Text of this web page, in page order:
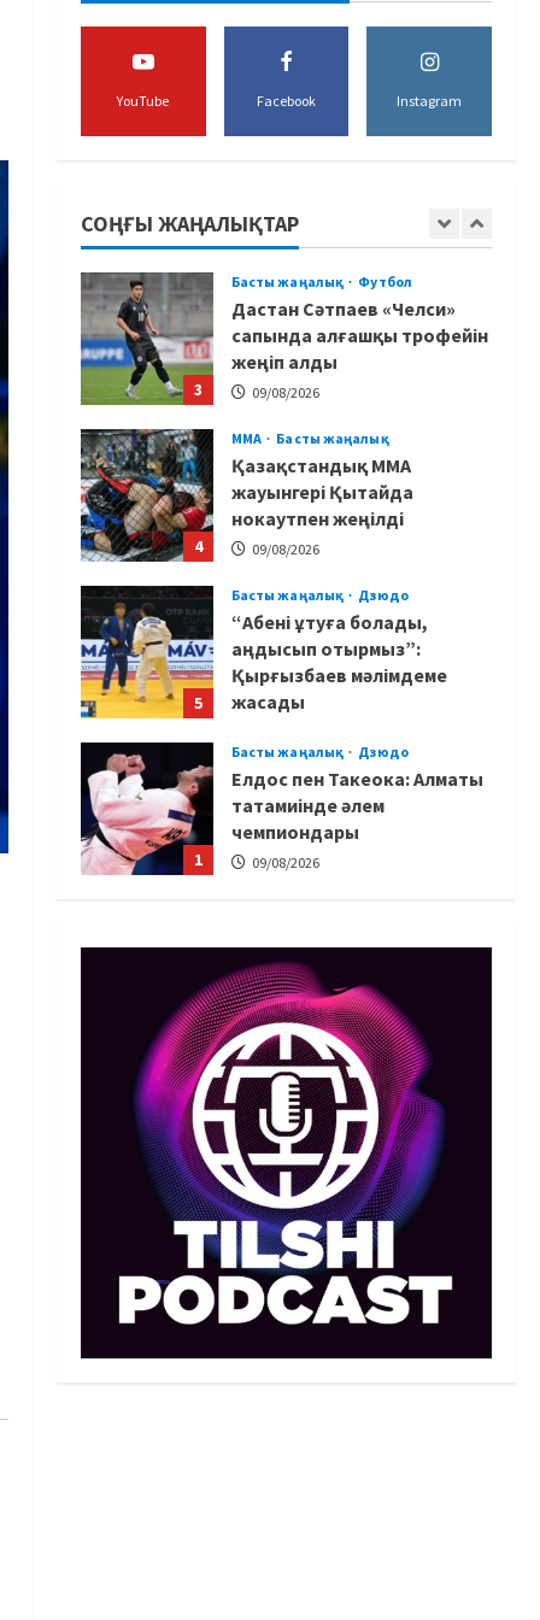
YouTube Facebook Instagram
СОҢҒЫ ЖАҢАЛЫҚТАР
татамиінде әлем
чемпиондары
2
Басты жаңалық Футбол
09/08/2026
3
Басты жаңалық Футбол
Дастан Сәтпаев «Челси»
сапында алғашқы трофейін
жеңіп алды
09/08/2026
4
MMA Басты жаңалық
Қазақстандық MMA
жауынгері Қытайда
нокаутпен жеңілді
09/08/2026
5
Басты жаңалық Дзюдо
“Абені ұтуға болады,
аңдысып отырмыз”:
Қырғызбаев мәлімдеме
жасады
1
Басты жаңалық Дзюдо
Елдос пен Такеока: Алматы
татамиінде әлем
чемпиондары
09/08/2026
2
Лионель Мессидің әкесі
қайтыс болды
09/08/2026
3
Басты жаңалық Футбол
Дастан Сәтпаев «Челси»
сапында алғашқы трофейін
жеңіп алды
09/08/2026
4
MMA Басты жаңалық
Қазақстандық MMA
жауынгері Қытайда
нокаутпен жеңілді